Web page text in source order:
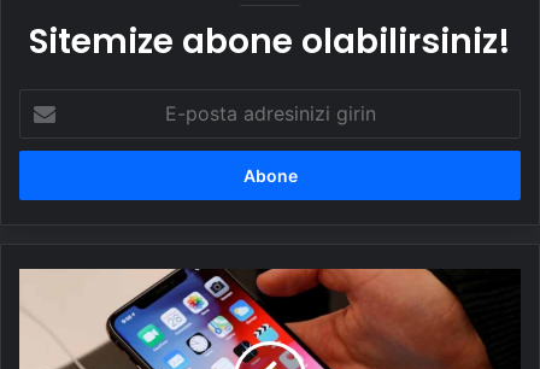
Sitemize abone olabilirsiniz!
posta
adresinizi